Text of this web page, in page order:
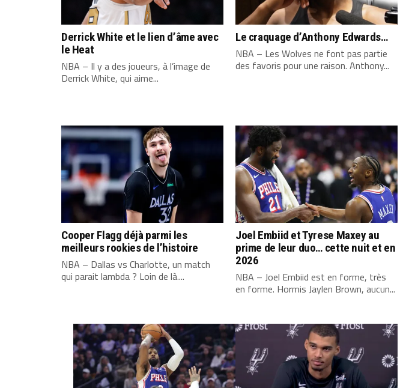
Derrick White et le lien d’âme avec
le Heat
NBA – Il y a des joueurs, à l’image de
Derrick White, qui aime...
Le craquage d’Anthony Edwards…
NBA – Les Wolves ne font pas partie
des favoris pour une raison. Anthony...
Cooper Flagg déjà parmi les
meilleurs rookies de l’histoire
NBA – Dallas vs Charlotte, un match
qui parait lambda ? Loin de là....
Joel Embiid et Tyrese Maxey au
prime de leur duo… cette nuit et en
2026
NBA – Joel Embiid est en forme, très
en forme. Hormis Jaylen Brown, aucun...